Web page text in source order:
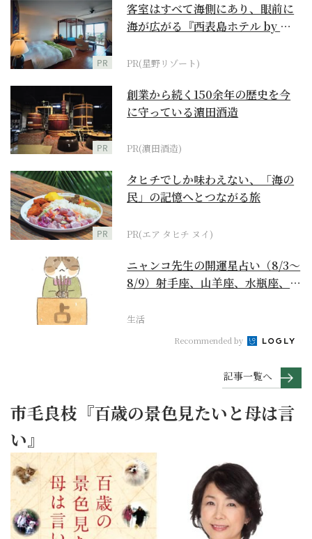
PR
客室はすべて海側にあり、眼前に
海が広がる『西表島ホテル by 星
PR(星野リゾート)
PR
創業から続く150余年の歴史を今
に守っている濵田酒造
PR(濵田酒造)
PR
タヒチでしか味わえない、「海の
民」の記憶へとつながる旅
PR(エア タヒチ ヌイ)
ニャンコ先生の開運星占い（8/3～
8/9）射手座、山羊座、水瓶座、魚
生活
Recommended by
記事一覧へ
市毛良枝『百歳の景色見たいと母は言
い』